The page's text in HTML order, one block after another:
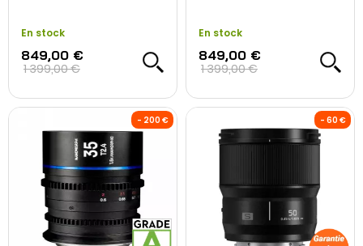
- 149,90 €
En stock
849,00 €
1 399,00 €
En stock
849,00 €
1 399,00 €